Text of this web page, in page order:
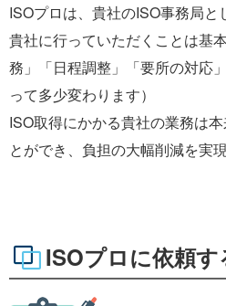
ISOプロは、貴社のISO事務局と
貴社に行っていただくことは基
務」「日程調整」「要所の対応
って多少変わります）
ISO取得にかかる貴社の業務は
とができ、負担の大幅削減を実現
ISOプロに依頼す